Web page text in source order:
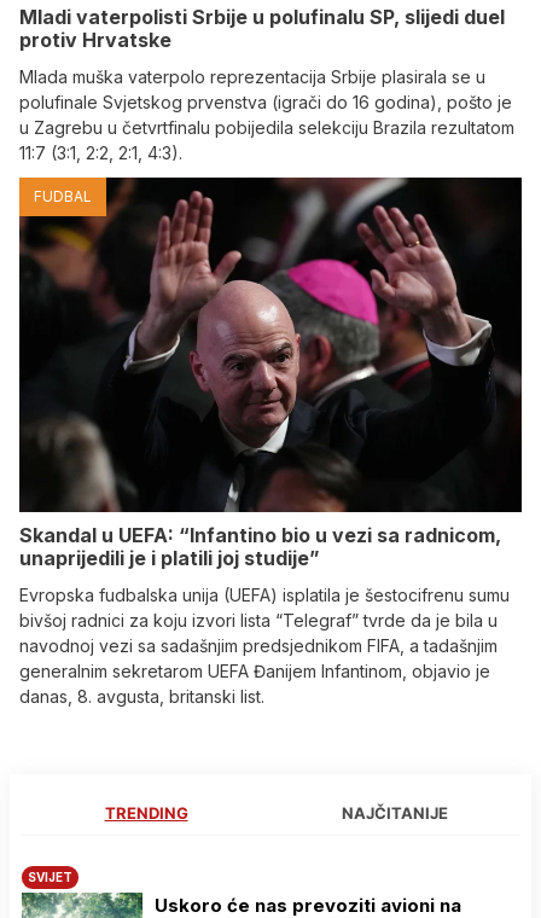
Mladi vaterpolisti Srbije u polufinalu SP, slijedi duel
protiv Hrvatske
Mlada muška vaterpolo reprezentacija Srbije plasirala se u
polufinale Svjetskog prvenstva (igrači do 16 godina), pošto je
u Zagrebu u četvrtfinalu pobijedila selekciju Brazila rezultatom
11:7 (3:1, 2:2, 2:1, 4:3).
FUDBAL
Skandal u UEFA: “Infantino bio u vezi sa radnicom,
unaprijedili je i platili joj studije”
Evropska fudbalska unija (UEFA) isplatila je šestocifrenu sumu
bivšoj radnici za koju izvori lista “Telegraf” tvrde da je bila u
navodnoj vezi sa sadašnjim predsjednikom FIFA, a tadašnjim
generalnim sekretarom UEFA Đanijem Infantinom, objavio je
danas, 8. avgusta, britanski list.
TRENDING NAJČITANIJE
SVIJET
Uskoro će nas prevoziti avioni na